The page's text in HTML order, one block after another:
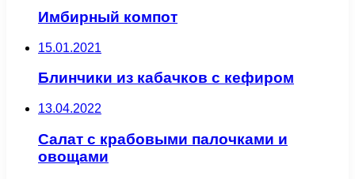
Имбирный компот
15.01.2021
Блинчики из кабачков с кефиром
13.04.2022
Салат с крабовыми палочками и
овощами